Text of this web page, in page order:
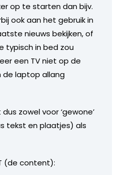
op te starten dan bijv.
ook aan het gebruik in
nieuws bekijken, of
typisch in bed zou
een TV niet op de
de laptop allang
zowel voor ‘gewone’
tekst en plaatjes) als
(de content):